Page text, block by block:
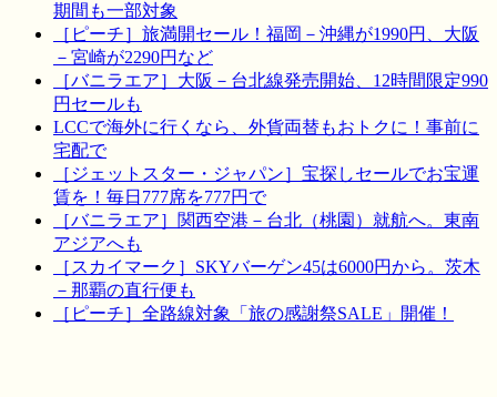
期間も一部対象
［ピーチ］旅満開セール！福岡－沖縄が1990円、大阪
－宮崎が2290円など
［バニラエア］大阪－台北線発売開始、12時間限定990
円セールも
LCCで海外に行くなら、外貨両替もおトクに！事前に
宅配で
［ジェットスター・ジャパン］宝探しセールでお宝運
賃を！毎日777席を777円で
［バニラエア］関西空港－台北（桃園）就航へ。東南
アジアへも
［スカイマーク］SKYバーゲン45は6000円から。茨木
－那覇の直行便も
［ピーチ］全路線対象「旅の感謝祭SALE」開催！